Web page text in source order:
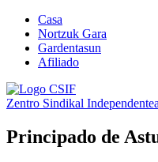
Casa
Nortzuk Gara
Gardentasun
Afiliado
Zentro Sindikal
Principado de